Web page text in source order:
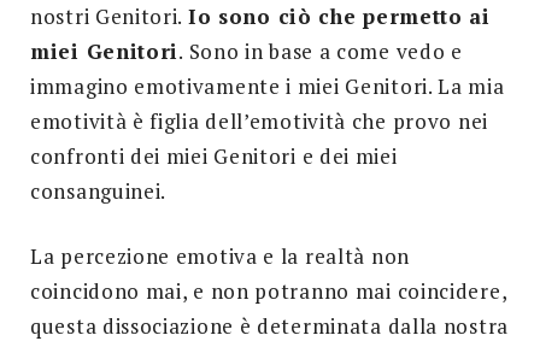
nostri Genitori. Io sono ciò che permetto ai
miei Genitori. Sono in base a come vedo e
immagino emotivamente i miei Genitori. La mia
emotività è figlia dell’emotività che provo nei
confronti dei miei Genitori e dei miei
consanguinei.
La percezione emotiva e la realtà non
coincidono mai, e non potranno mai coincidere,
questa dissociazione è determinata dalla nostra